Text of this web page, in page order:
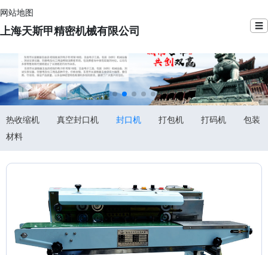
网站地图
上海天斯甲精密机械有限公司 ☰
热收缩机 真空封口机 封口机 打包机 打码机
包装
材料